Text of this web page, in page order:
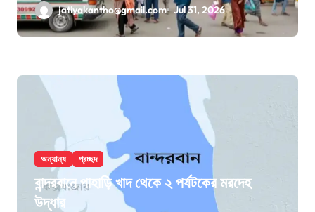
jatiyakantho@gmail.com Jul 31, 2026
অন্যান্য প্রচ্ছদ
বান্দরবানে পাহাড়ি খাদ থেকে ২ পর্যটকের মরদেহ
উদ্ধার